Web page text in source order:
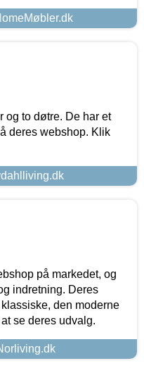
og to døtre. De har et
deres webshop. Klik
på markedet, og
indretning. Deres
den moderne
se deres udvalg.